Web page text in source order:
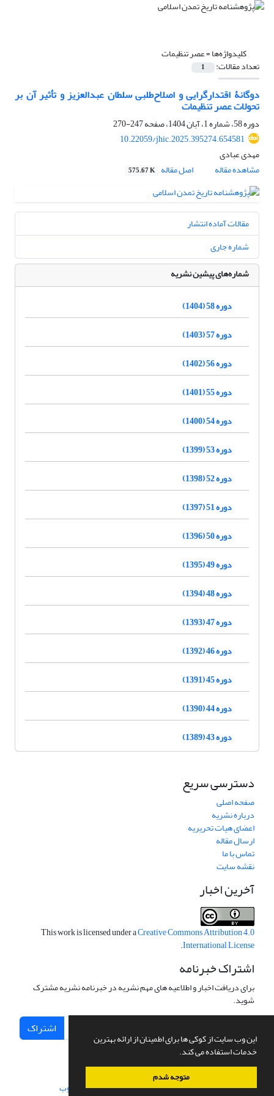
این وب سایت از کوکی ها برای اطمینان از ارائه بهترین
خدمات استفاده می کند.
متوجه شدم
کلیدواژه‌ها =عصر تنظیمات
تعداد مقالات: 1
دوگانۀ اقتدارگرایی و اصلاح‌طلبی سلطان ‌عبدالعزیز و تأثیر آن بر
تحولات عصر تنظیمات
دوره 58، شماره 1، آبان 1404، صفحه
247-270
10.22059/jhic.2025.395274.654581
مهدی عبادی
مشاهده مقاله
اصل مقاله 575.67 K
مقالات آماده انتشار
شماره جاری
شماره‌های پیشین نشریه
دوره 58 (1404)
دوره 57 (1403)
دوره 56 (1402)
دوره 55 (1401)
دوره 54 (1400)
دوره 53 (1399)
دوره 52 (1398)
دوره 51 (1397)
دوره 50 (1396)
دوره 49 (1395)
دوره 48 (1394)
دوره 47 (1393)
دوره 46 (1392)
دوره 45 (1391)
دوره 44 (1390)
دوره 43 (1389)
دسترسی سریع
صفحه اصلی
درباره نشریه
اعضای هیات تحریریه
ارسال مقاله
تماس با ما
نقشه سایت
آخرین اخبار
This work is licensed under aCreative Commons Attribution 4.0
International License
.
اشتراک خبرنامه
برای دریافت اخبار و اطلاعیه های مهم نشریه در خبرنامه نشریه مشترک
شوید.
اشتراک
سامانه مدیریت نشریات علمی.طراحی و پیاده سازی از سیناوب